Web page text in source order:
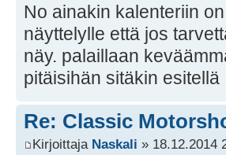
No ainakin kalenteriin
näyttelylle että jos
näy. palaillaan
pitäisihän sitäkin esitellä
Re: Classic
Kirjoittaja Naskali » 18.12.2014